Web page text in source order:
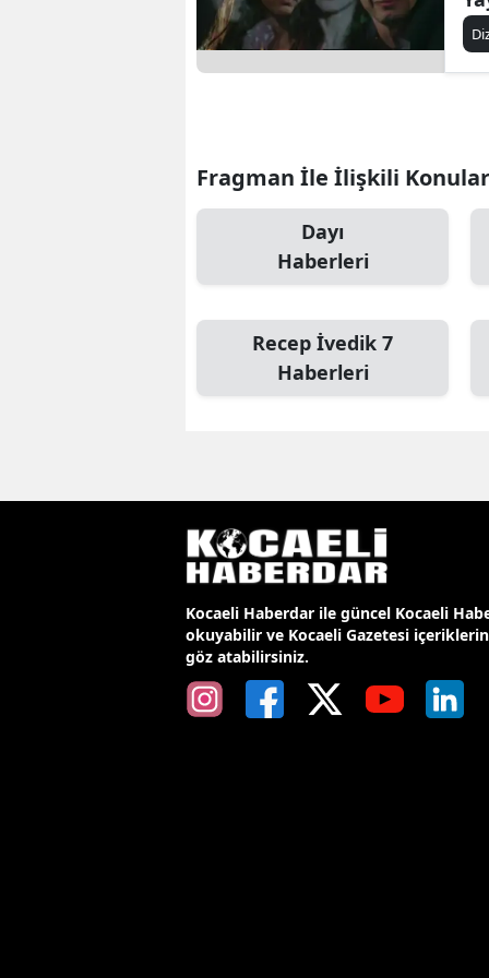
Fragman İle İlişkili Konular
Dayı
Haberleri
Recep İvedik 7
Haberleri
Kocaeli Haberdar ile güncel Kocaeli
okuyabilir ve Kocaeli Gazetesi
göz atabilirsiniz.